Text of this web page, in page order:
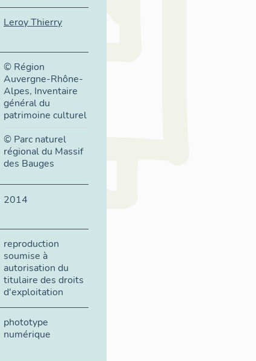
Leroy Thierry
© Région
Auvergne-Rhône-
Alpes, Inventaire
général du
patrimoine culturel
© Parc naturel
régional du Massif
des Bauges
2014
reproduction
soumise à
autorisation du
titulaire des droits
d'exploitation
phototype
numérique